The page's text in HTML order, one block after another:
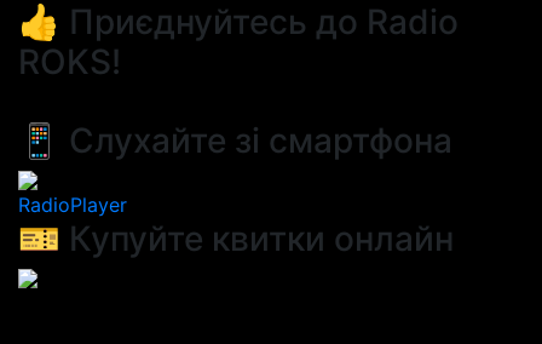
👍 Приєднуйтесь до Radio
ROKS!
📱 Слухайте зі смартфона
RadioPlayer
🎫 Купуйте квитки онлайн